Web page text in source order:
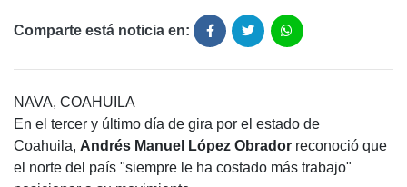
Comparte está noticia en:
NAVA, COAHUILA
En el tercer y último día de gira por el estado de
Coahuila, Andrés Manuel López Obrador reconoció que
el norte del país "siempre le ha costado más trabajo"